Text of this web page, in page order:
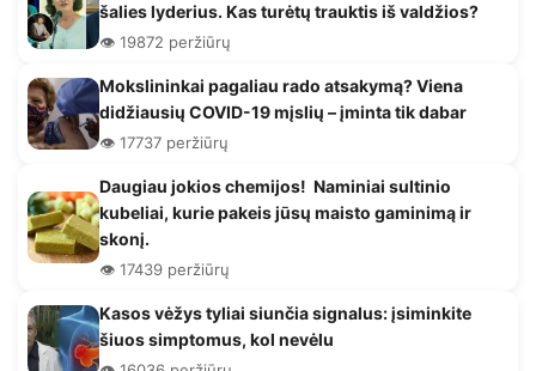
šalies lyderius. Kas turėtų trauktis iš valdžios?
👁️ 19872 peržiūrų
Mokslininkai pagaliau rado atsakymą? Viena
didžiausių COVID-19 mįslių – įminta tik dabar
👁️ 17737 peržiūrų
Daugiau jokios chemijos! Naminiai sultinio
kubeliai, kurie pakeis jūsų maisto gaminimą ir
skonį.
👁️ 17439 peržiūrų
Kasos vėžys tyliai siunčia signalus: įsiminkite
šiuos simptomus, kol nevėlu